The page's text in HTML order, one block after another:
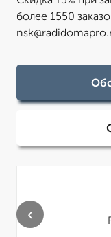
более 1550
‹